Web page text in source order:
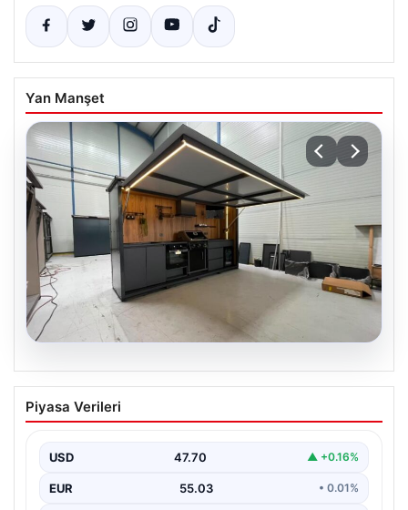
Yan Manşet
Açık Hava Mekanlarında Estetik ve
bahçe mutfağı Çözümleri
konutların en değerli bölümlerinden bir tanesi gelmiştir.
Bahçeyle…
Piyasa Verileri
USD 47.70 ▲ +0.16%
EUR 55.03 • 0.01%